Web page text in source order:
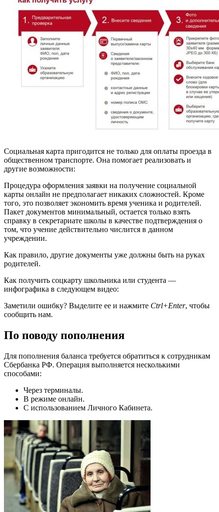
Социальная карта пригодится не только для оплаты проезда в
общественном транспорте. Она помогает реализовать и
другие возможности:
Процедура оформления заявки на получение социальной
карты онлайн не предполагает никаких сложностей. Кроме
того, это позволяет экономить время ученика и родителей.
Пакет документов минимальный, остается только взять
справку в секретариате школы в качестве подтверждения о
том, что учение действительно числится в данном
учреждении.
Как правило, другие документы уже должны быть на руках
родителей.
Как получить соцкарту школьника или студента —
инфографика в следующем видео:
Заметили ошибку? Выделите ее и нажмите Ctrl+Enter, чтобы
сообщить нам.
По поводу пополнения
Для пополнения баланса требуется обратиться к сотрудникам
Сбербанка РФ. Операция выполняется несколькими
способами:
Через терминалы.
В режиме онлайн.
С использованием Личного Кабинета.